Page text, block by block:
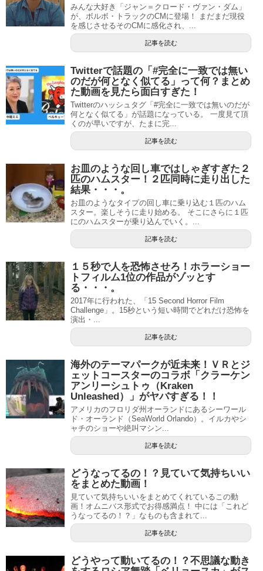
みんな大好き「ジャン＝クロード・ヴァン・ダム」
が、ボルボ・トラックのCMに登場！ まだまだ現役
を感じさせるそのCMに感化され、...
記事を読む
Twitterで話題の「#完全に一致では無い
のだが何となく似てる」って何？まとめ
た動画を見たら面白すぎた！
Twitterのハッシュタグ「#完全に一致では無いのだが
何となく似てる」が話題になっている。 一度見て頂
くのが早いですが、たまに完...
記事を読む
お皿のような回し車ではしゃぎすぎた２
匹のハムスター！２匹同時に走り出した
結果・・・。
お皿のようなタイプの回し車に乗り込む１匹のハム
スター。楽しそうに走り始める。 そこにさらに１匹
にのハムスターが乗り込んでいく。...
記事を読む
１５秒で人を恐怖させろ！ホラーショー
トフィルム1位の作品がゾッとす
る・・・。
2017年に行われた、「15 Second Horror Film
Challenge」。15秒という短い時間でどれだけ恐怖を
演出・...
記事を読む
海外のテーマパークが近未来！ＶＲとジ
ェットコースターのコラボ「クラーケン
アンリーシュトゥ（Kraken
Unleashed）」がヤバすぎる！！
アメリカのフロリダ州オーランドにあるシーワール
ド・オーランド（SeaWorld Orlando）。イルカやシ
ャチのショーや絶叫マシン...
記事を読む
どうなってるの！？見ていて気持ちいい
をまとめた動画！
見ていて気持ちいいをまとめてくれているこの動
画！オムニバス形式でお得感満点！ 中には「これど
うなってるの！？」なものも含まれて...
記事を読む
どうやって動いてるの！？不思議な動き